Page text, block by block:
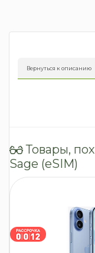
Вернуться к описанию
Товары,
Sage (eSIM)